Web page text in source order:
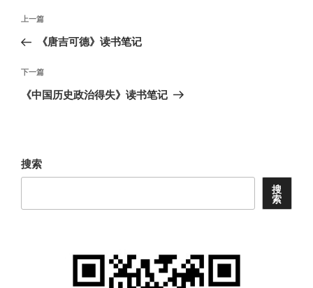
文
导
航
上
一
文
章
上一篇
《唐吉可德》读书笔记
下
一
下一篇
《中国历史政治得失》读书笔记
搜索
搜
索